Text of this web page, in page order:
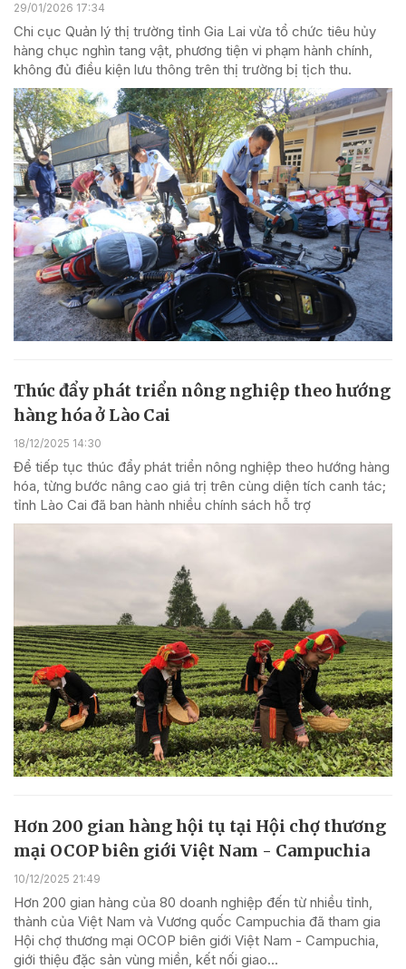
29/01/2026 17:34
Chi cục Quản lý thị trường tỉnh Gia Lai vừa tổ chức tiêu hủy
hàng chục nghìn tang vật, phương tiện vi phạm hành chính,
không đủ điều kiện lưu thông trên thị trường bị tịch thu.
Thúc đẩy phát triển nông nghiệp theo hướng
hàng hóa ở Lào Cai
18/12/2025 14:30
Để tiếp tục thúc đẩy phát triển nông nghiệp theo hướng hàng
hóa, từng bước nâng cao giá trị trên cùng diện tích canh tác;
tỉnh Lào Cai đã ban hành nhiều chính sách hỗ trợ
Hơn 200 gian hàng hội tụ tại Hội chợ thương
mại OCOP biên giới Việt Nam - Campuchia
10/12/2025 21:49
Hơn 200 gian hàng của 80 doanh nghiệp đến từ nhiều tỉnh,
thành của Việt Nam và Vương quốc Campuchia đã tham gia
Hội chợ thương mại OCOP biên giới Việt Nam - Campuchia,
giới thiệu đặc sản vùng miền, kết nối giao...